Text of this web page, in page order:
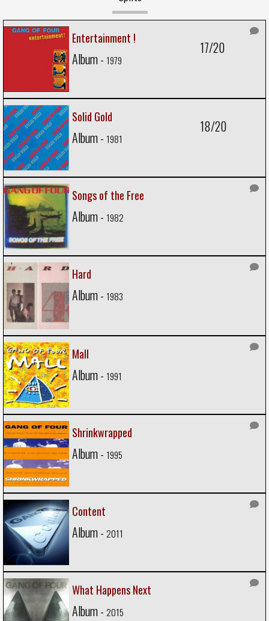
Entertainment !
Album - 1979
17/20
Solid Gold
Album - 1981
18/20
Songs of the Free
Album - 1982
Hard
Album - 1983
Mall
Album - 1991
Shrinkwrapped
Album - 1995
Content
Album - 2011
What Happens Next
Album - 2015